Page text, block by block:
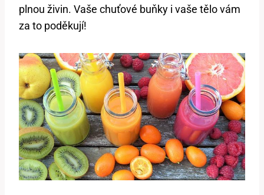
plnou živin. Vaše chuťové buňky i vaše tělo vám
za to poděkují!